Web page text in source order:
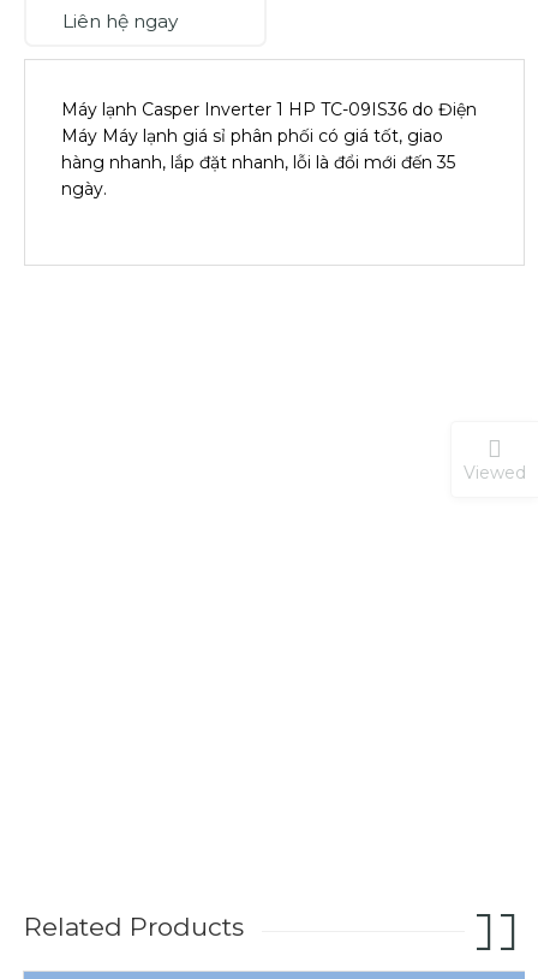
Liên hệ ngay
Máy lạnh Casper Inverter 1 HP TC-09IS36 do Điện
Máy Máy lạnh giá sỉ phân phối có giá tốt, giao
hàng nhanh, lắp đặt nhanh, lỗi là đổi mới đến 35
ngày.
Related Products
Viewed